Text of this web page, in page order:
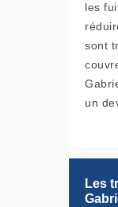
les
sont
un
Les